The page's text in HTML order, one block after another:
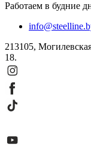
Работаем в будние
213105,
18.